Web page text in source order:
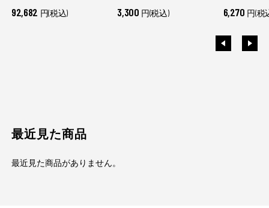
92,682 円(税込) 3,300 円(税込) 6,270 円(税
最近見た商品
最近見た商品がありません。